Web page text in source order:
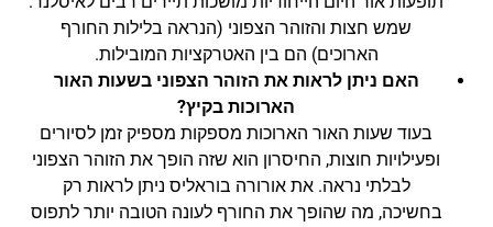
שמש חצות והזוהר הצפוני (הנראה בלילות החורף
הארוכים) הם בין האטרקציות המובילות.
האם ניתן לראות את הזוהר הצפוני בשעות האור
הארוכות בקיץ?
בעוד שעות האור הארוכות מספקות מספיק זמן לסיורים
ופעילויות חוצות, החיסרון הוא שזה הופך את הזוהר הצפוני
לבלתי נראה. את אורורה בוראליס ניתן לראות רק
בחשיכה, מה שהופך את החורף לעונה הטובה יותר לתפוס